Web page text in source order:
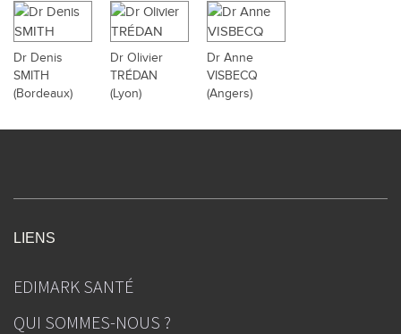
Dr Denis
SMITH
(Bordeaux)
Dr Olivier
TRÉDAN
(Lyon)
Dr Anne
VISBECQ
(Angers)
LIENS
EDIMARK SANTÉ
QUI SOMMES-NOUS ?